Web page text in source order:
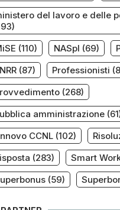
del lavoro e delle
(110) NASpI (69)
(87) Professionisti
(268)
amministrazione
CCNL(102)
(283) Smart
(59)